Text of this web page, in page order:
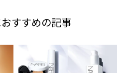
すすめの記事